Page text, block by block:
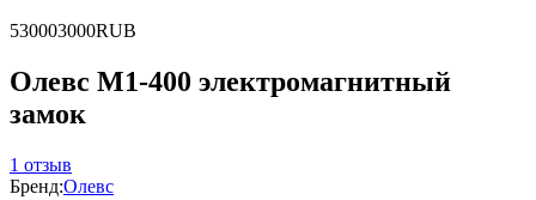
530003000RUB
Олевс М1-400 электромагнитный
замок
1 отзыв
Бренд:Олевс